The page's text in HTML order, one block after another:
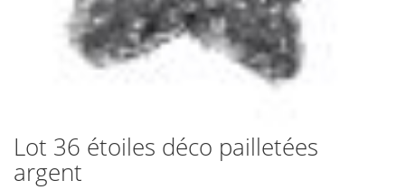
Skip
to
the
Lot 36 étoiles déco pailletées
argent